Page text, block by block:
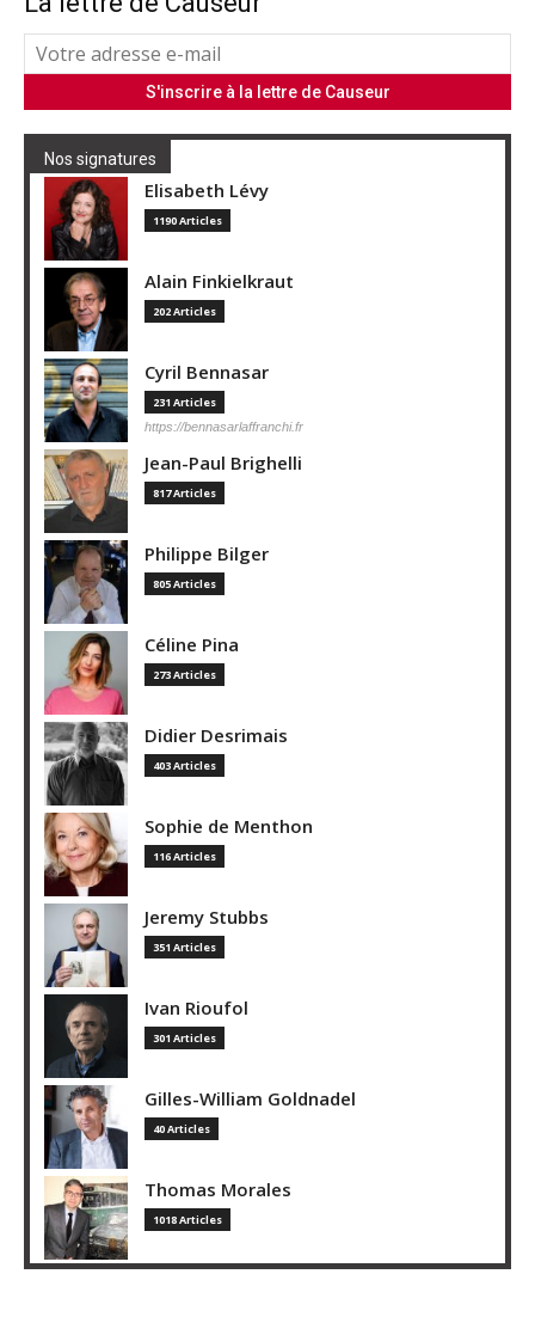
Nos signatures
Elisabeth Lévy
1190 Articles
Alain Finkielkraut
202 Articles
Cyril Bennasar
231 Articles
https://bennasarlaffranchi.fr
Jean-Paul Brighelli
817 Articles
Philippe Bilger
805 Articles
Céline Pina
273 Articles
Didier Desrimais
403 Articles
Sophie de Menthon
116 Articles
Jeremy Stubbs
351 Articles
Ivan Rioufol
301 Articles
Gilles-William Goldnadel
40 Articles
Thomas Morales
1018 Articles